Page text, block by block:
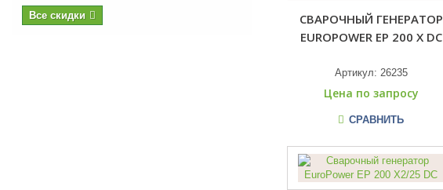
Все скидки
СВАРОЧНЫЙ ГЕНЕРАТОР
EUROPOWER EP 200 X DC
Артикул: 26235
Цена по запросу
СРАВНИТЬ